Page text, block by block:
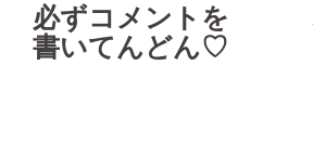
コ
メ
必ずコメントを
書いてんどん♡